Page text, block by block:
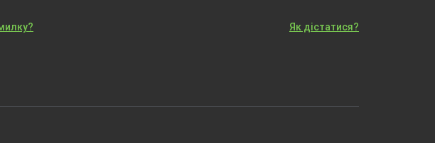
Як дістатися?